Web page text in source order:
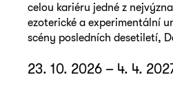
celou kariéru jedné z
ezoterické a experimentální
scény posledních desetiletí,
23. 10. 2026 – 4. 4.